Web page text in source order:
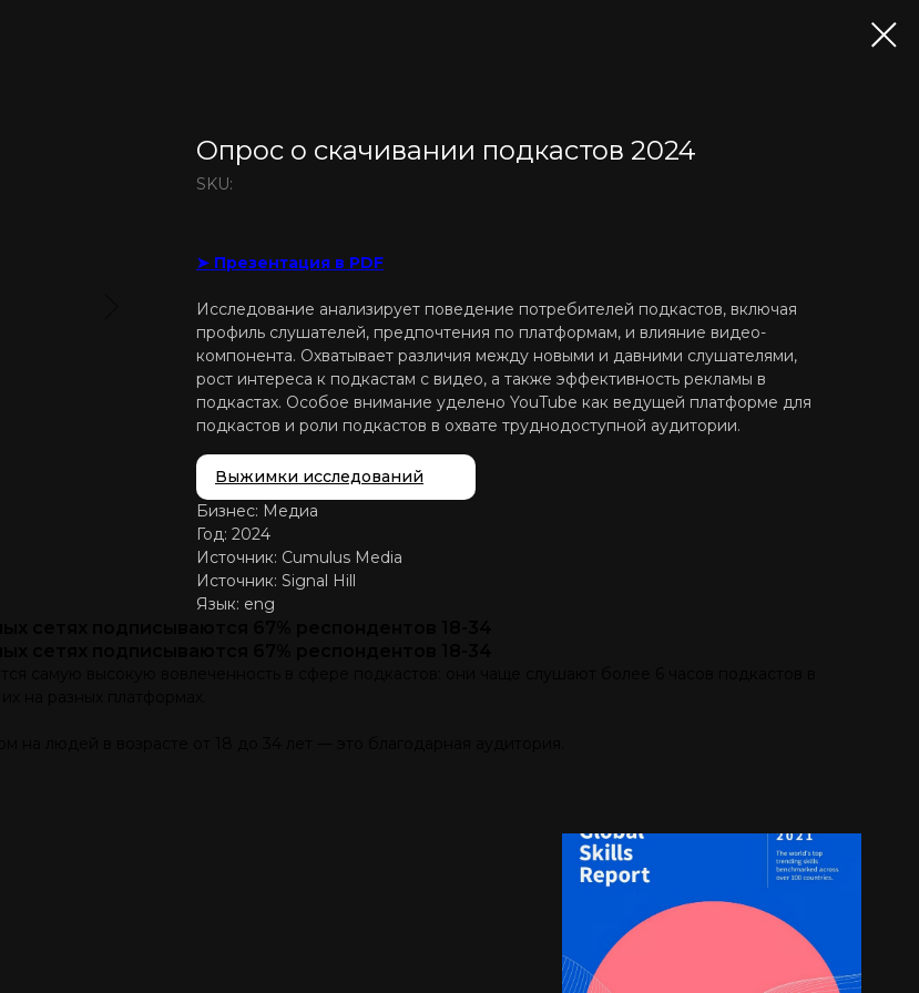
Опрос о скачивании подкастов 2024
SKU:
➤ Презентация в PDF
Исследование анализирует поведение потребителей подкастов, включая
профиль слушателей, предпочтения по платформам, и влияние видео-
компонента. Охватывает различия между новыми и давними слушателями,
рост интереса к подкастам с видео, а также эффективность рекламы в
подкастах. Особое внимание уделено YouTube как ведущей платформе для
подкастов и роли подкастов в охвате труднодоступной аудитории.
Выжимки исследований
Бизнес: Медиа
Год: 2024
Источник: Cumulus Media
Источник: Signal Hill
Язык: eng